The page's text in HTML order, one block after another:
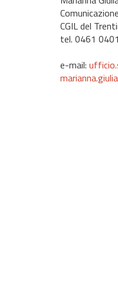
CGIL del
tel. 0461
e-mail: